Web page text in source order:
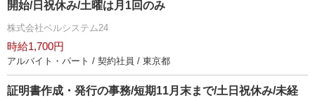
開始/日祝休み/土曜は月1回のみ
株式会社ベルシステム24
時給1,700円
アルバイト・パート / 契約社員 / 東京都
証明書作成・発行の事務/短期11月末まで/土日祝休み/未経